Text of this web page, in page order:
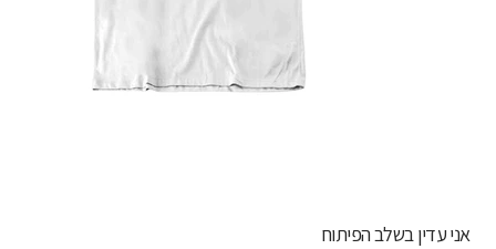
אני עדין בשלב הפיתוח